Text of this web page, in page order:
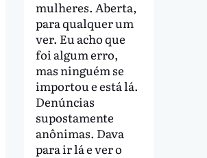
mulheres. Aberta,
para qualquer um
ver. Eu acho que
foi algum erro,
mas ninguém se
importou e está lá.
Denúncias
supostamente
anônimas. Dava
para ir lá e ver o